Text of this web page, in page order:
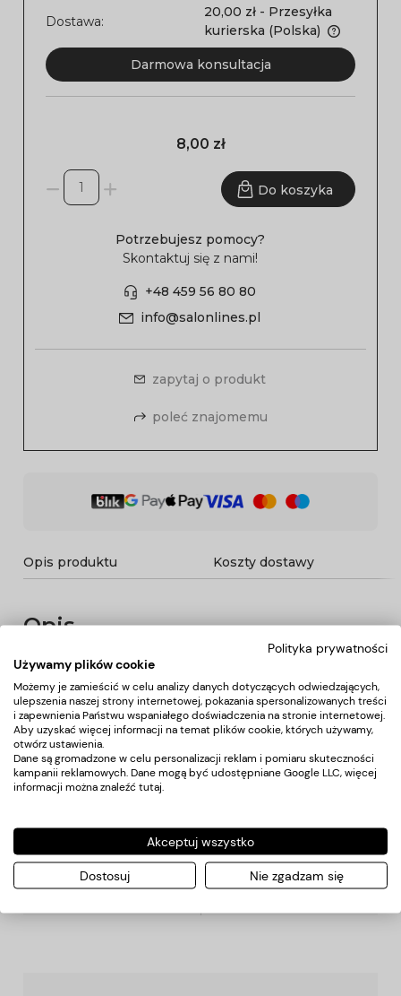
Dostawa:
20,00 zł - Przesyłka
kurierska (Polska)
Darmowa konsultacja
8,00 zł
Do koszyka
Potrzebujesz pomocy?
Skontaktuj się z nami!
+48 459 56 80 80
info@salonlines.pl
zapytaj o produkt
poleć znajomemu
Opis produktu Koszty dostawy
Opis
Kluczyk do wyciskania tubek farb fryzjerskich, mały
praktyczny wykonany z metalu. Wyciska farbę nie
pozostawiając resztek.
Koszty dostawy
Polityka prywatności
Używamy plików cookie
Możemy je zamieścić w celu analizy danych dotyczących odwiedzających,
ulepszenia naszej strony internetowej, pokazania spersonalizowanych treści
i zapewnienia Państwu wspaniałego doświadczenia na stronie internetowej.
Aby uzyskać więcej informacji na temat plików cookie, których używamy,
otwórz ustawienia.
Dane są gromadzone w celu personalizacji reklam i pomiaru skuteczności
kampanii reklamowych. Dane mogą być udostępniane Google LLC, więcej
informacji można znaleźć tutaj.
Akceptuj wszystko
Dostosuj Nie zgadzam się